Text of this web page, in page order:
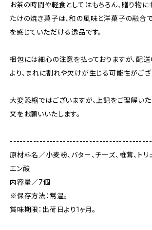
お茶の時間や軽食としてはもちろん、贈り物
たけの焼き菓子は、和の風味と洋菓子の融合
を感じていただける逸品です。
梱包には細心の注意を払っておりますが、配
より、まれに割れや欠けが生じる可能性がござ
大変恐縮ではございますが、上記をご理解い
文をお願いいたします。
原材料名／小麦粉、バター、チーズ、椎茸、トリ
エン酸
内容量／7個
※保存方法：常温。
賞味期限：出荷日より1ヶ月。